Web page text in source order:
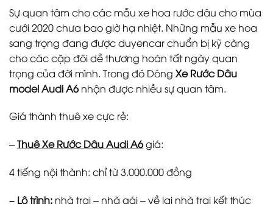
Sự quan tâm cho các mẫu xe hoa rước dâu cho mùa
cưới 2020 chưa bao giờ hạ nhiệt. Những mẫu xe hoa
sang trọng đang được duyencar chuẩn bị kỹ càng
cho các cặp đôi dễ thương hoàn tất ngày quan
trọng của đời mình. Trong đó Dòng Xe Rước Dâu
model Audi A6nhận được nhiều sự quan tâm.
Giá thành thuê xe cực rẻ:
–Thuê Xe Rước Dâu Audi A6giá:
4 tiếng nội thành: chỉ từ 3.000.000 đồng
– Lộ trình: nhà trai – nhà gái – về lại nhà trai kết thúc